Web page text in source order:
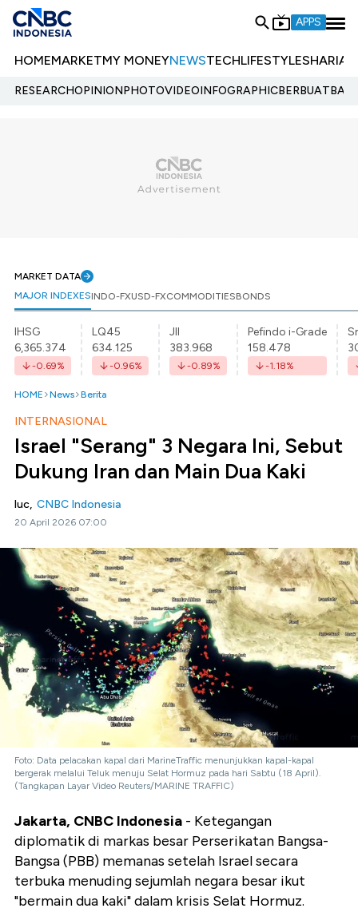
APPS
HOMEMARKETMY MONEYNEWSTECHLIFESTYLESHARIA
RESEARCHOPINIONPHOTOVIDEOINFOGRAPHIC
MARKET DATA
MAJOR INDEXESINDO-FXUSD-FXCOMMODITIESBONDS
IHSG
6,365.374
-0.69%
LQ45
634.125
-0.96%
JII
383.968
-0.89%
Pefindo i-Grade
158.478
-1.18%
HOME News Berita
INTERNASIONAL
Israel "Serang" 3 Negara Ini, Sebut
Dukung Iran dan Main Dua Kaki
luc, CNBC Indonesia
20 April 2026 07:00
Foto: Data pelacakan kapal dari MarineTraffic menunjukkan kapal-kapal
bergerak melalui Teluk menuju Selat Hormuz pada hari Sabtu (18 April).
(Tangkapan Layar Video Reuters/MARINE TRAFFIC)
Jakarta, CNBC Indonesia - Ketegangan
diplomatik di markas besar Perserikatan Bangsa-
Bangsa (PBB) memanas setelah Israel secara
terbuka menuding sejumlah negara besar ikut
"bermain dua kaki" dalam krisis Selat Hormuz.